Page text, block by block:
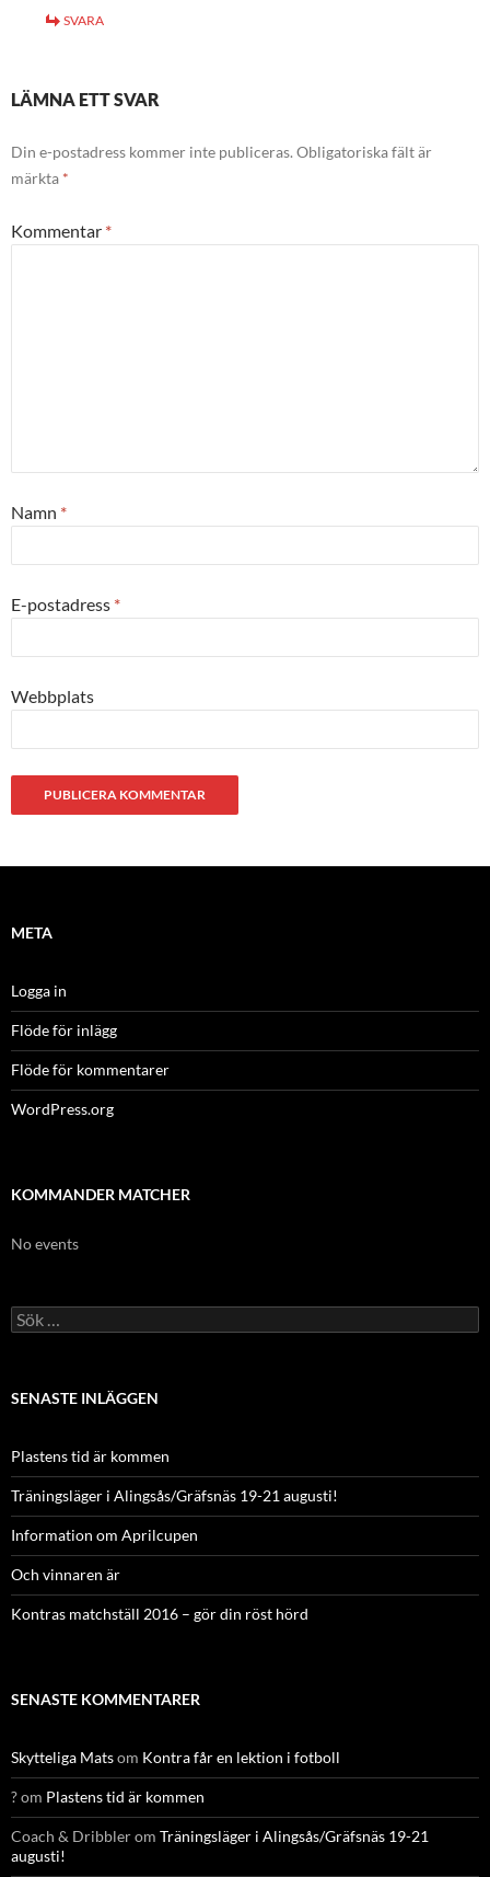
SVARA
LÄMNA ETT SVAR
Din e-postadress kommer inte publiceras. Obligatoriska fält är
märkta *
Kommentar *
Namn *
E-postadress *
Webbplats
META
Logga in
Flöde för inlägg
Flöde för kommentarer
WordPress.org
KOMMANDER MATCHER
No events
Sök
efter:
SENASTE INLÄGGEN
Plastens tid är kommen
Träningsläger i Alingsås/Gräfsnäs 19-21 augusti!
Information om Aprilcupen
Och vinnaren är
Kontras matchställ 2016 – gör din röst hörd
SENASTE KOMMENTARER
Skytteliga Matsom Kontra får en lektion i fotboll
?om Plastens tid är kommen
Coach & Dribblerom Träningsläger i Alingsås/Gräfsnäs 19-21
augusti!